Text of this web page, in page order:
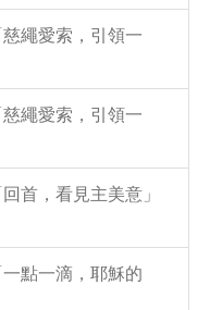
繩愛索，引領一
繩愛索，引領一
首，看見主美意」
點一滴，耶穌的